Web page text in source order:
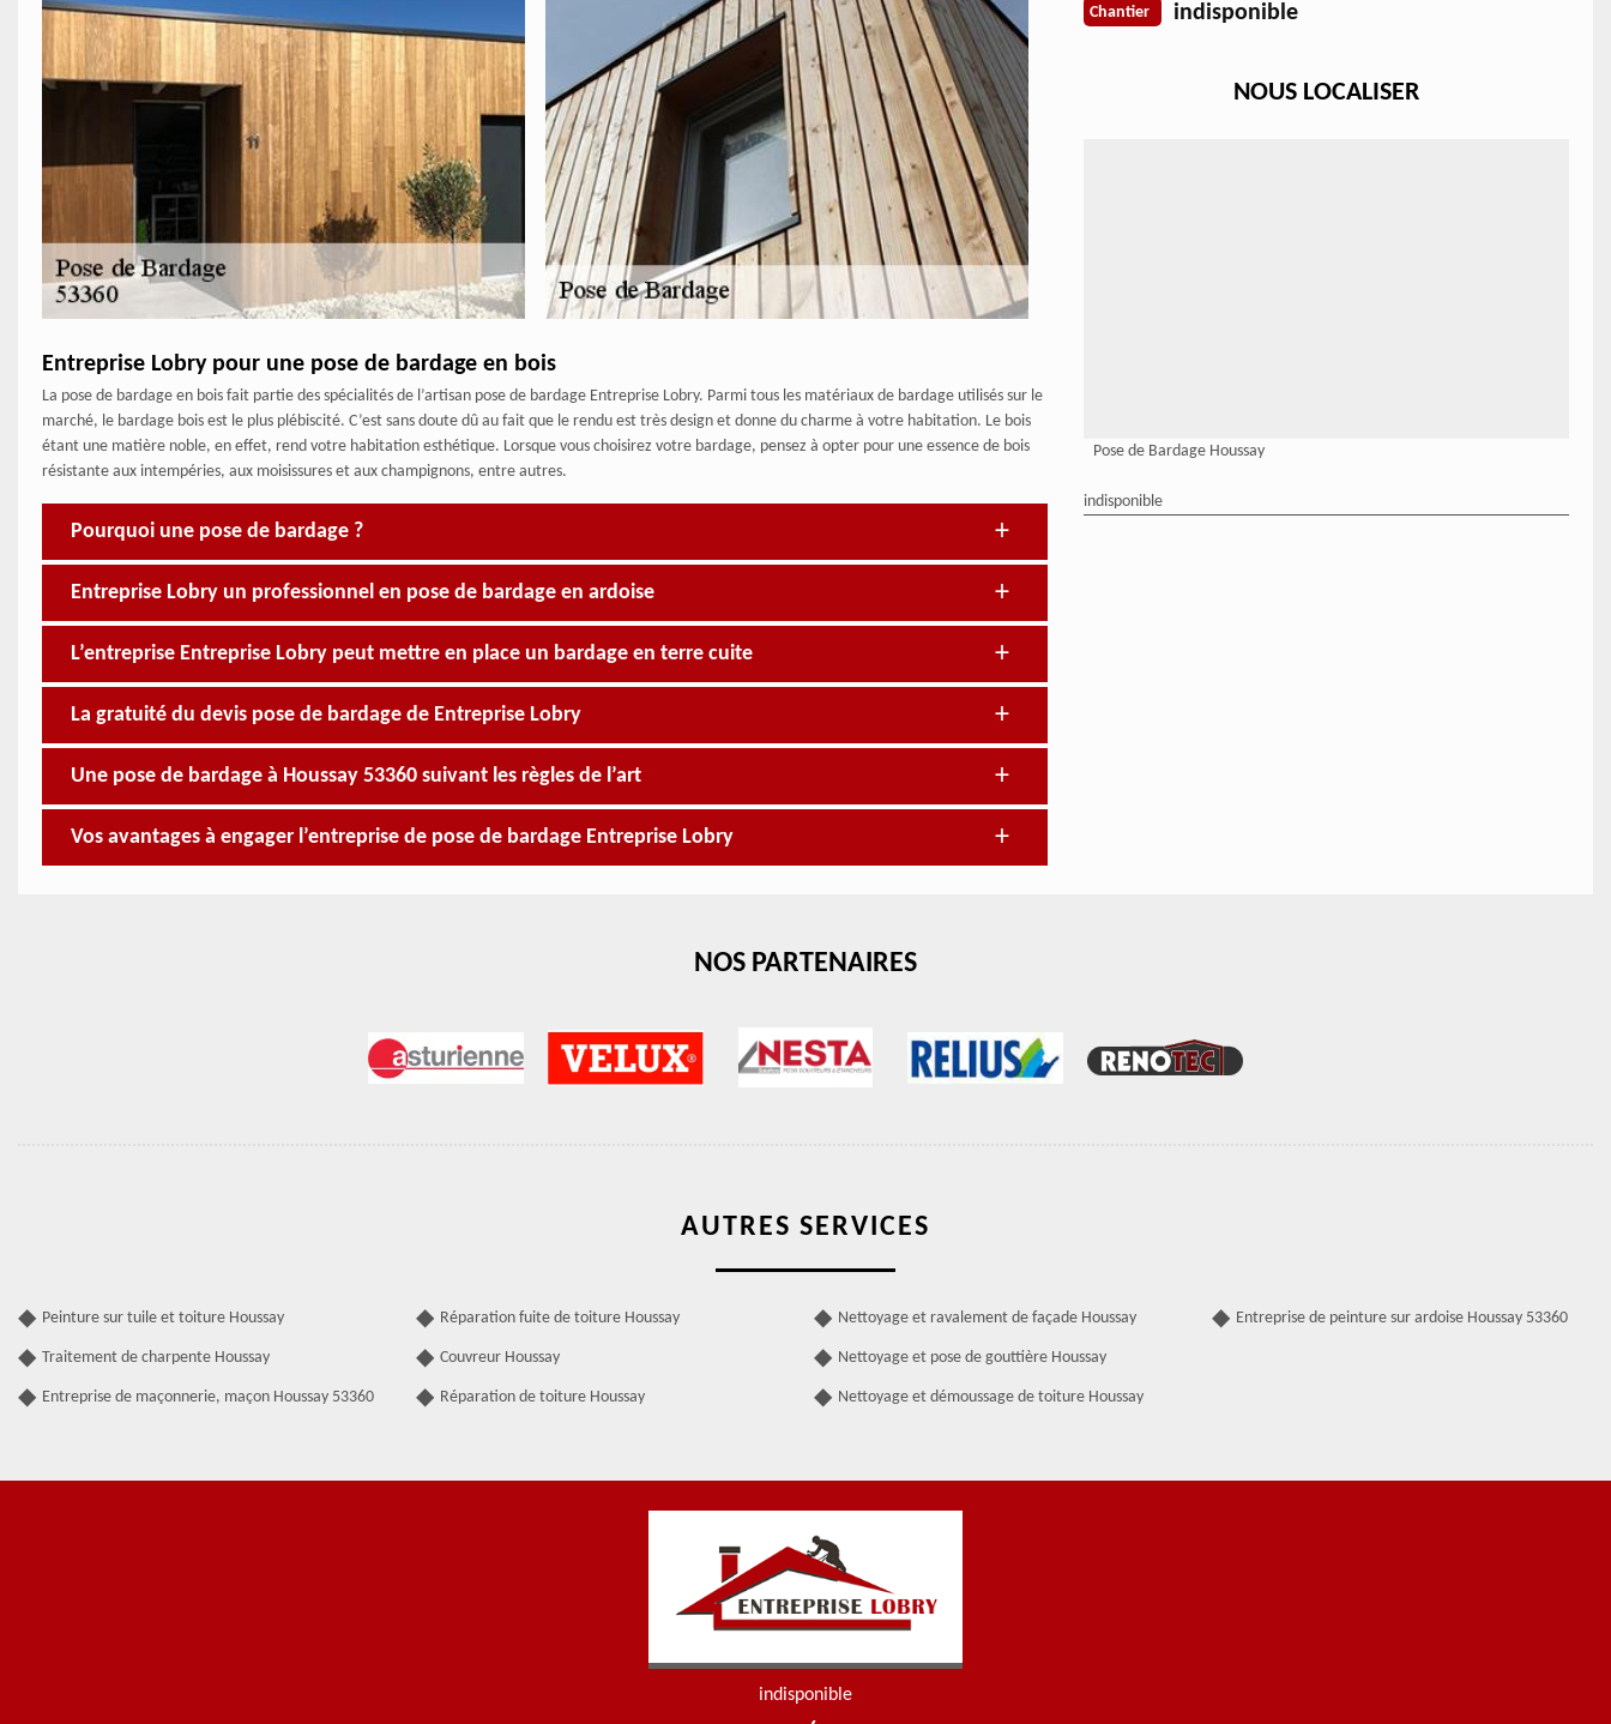
Entreprise Lobry pour une pose de bardage en bois
La pose de bardage en bois fait partie des spécialités de l’artisan pose de bardage Entreprise Lobry. Parmi tous les matériaux de bardage utilisés sur le
marché, le bardage bois est le plus plébiscité. C’est sans doute dû au fait que le rendu est très design et donne du charme à votre habitation. Le bois
étant une matière noble, en effet, rend votre habitation esthétique. Lorsque vous choisirez votre bardage, pensez à opter pour une essence de bois
résistante aux intempéries, aux moisissures et aux champignons, entre autres.
Pourquoi une pose de bardage ?
Entreprise Lobry un professionnel en pose de bardage en ardoise
L’entreprise Entreprise Lobry peut mettre en place un bardage en terre cuite
La gratuité du devis pose de bardage de Entreprise Lobry
Une pose de bardage à Houssay 53360 suivant les règles de l’art
Vos avantages à engager l’entreprise de pose de bardage Entreprise Lobry
Chantier indisponible
NOUS LOCALISER
Pose de Bardage Houssay
indisponible
NOS PARTENAIRES
AUTRES SERVICES
Peinture sur tuile et toiture Houssay
Traitement de charpente Houssay
Entreprise de maçonnerie, maçon Houssay 53360
Réparation fuite de toiture Houssay
Couvreur Houssay
Réparation de toiture Houssay
Nettoyage et ravalement de façade Houssay
Nettoyage et pose de gouttière Houssay
Nettoyage et démoussage de toiture Houssay
Entreprise de peinture sur ardoise Houssay 53360
indisponible